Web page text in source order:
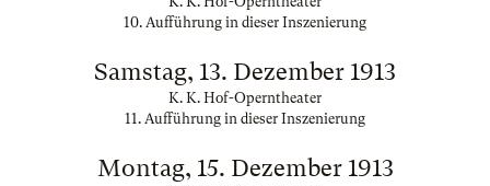
10. Aufführung in dieser Inszenierung
Samstag, 13. Dezember 1913
K. K. Hof-Operntheater
11. Aufführung in dieser Inszenierung
Montag, 15. Dezember 1913